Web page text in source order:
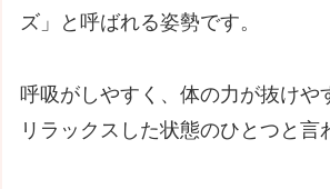
ズ」と呼ばれる姿勢です。
呼吸がしやすく、体の力が抜けや
リラックスした状態のひとつと言